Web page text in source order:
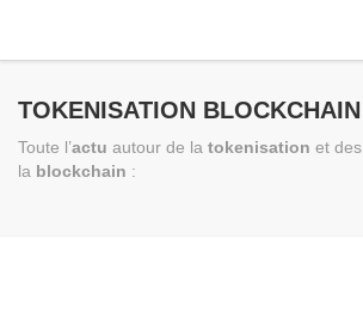
TOKENISATION BLOCKCHAIN
Toute l’actu autour de la tokenisation et des
la blockchain :